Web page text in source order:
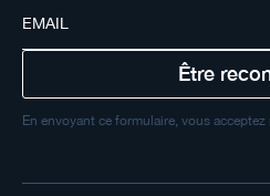
En envoyant ce formulaire, vous